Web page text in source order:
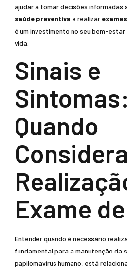
ajudar a tomar decisões informadas
saúde preventiva e realizar
é um investimento no seu bem-estar
vida.
Sinais e
Sintomas:
Quando
Exame
Entender quando é necessário
fundamental para a manutenção da
papilomavírus humano, está